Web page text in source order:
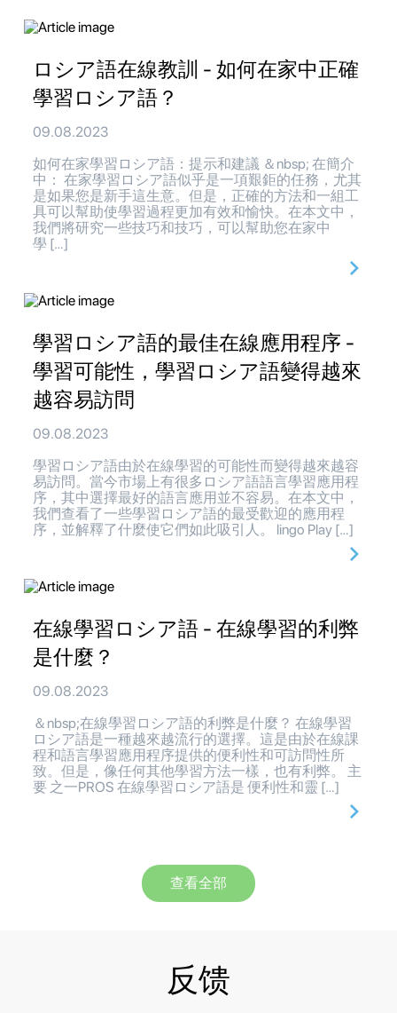
ロシア語在線教訓 - 如何在家中正確
學習ロシア語？
09.08.2023
如何在家學習ロシア語：提示和建議 ＆nbsp; 在簡介
中： 在家學習ロシア語似乎是一項艱鉅的任務，尤其
是如果您是新手這生意。但是，正確的方法和一組工
具可以幫助使學習過程更加有效和愉快。在本文中，
我們將研究一些技巧和技巧，可以幫助您在家中
學 […]
學習ロシア語的最佳在線應用程序 -
學習可能性，學習ロシア語變得越來
越容易訪問
09.08.2023
學習ロシア語由於在線學習的可能性而變得越來越容
易訪問。當今市場上有很多ロシア語語言學習應用程
序，其中選擇最好的語言應用並不容易。在本文中，
我們查看了一些學習ロシア語的最受歡迎的應用程
序，並解釋了什麼使它們如此吸引人。 lingo Play […]
在線學習ロシア語 - 在線學習的利弊
是什麼？
09.08.2023
＆nbsp;在線學習ロシア語的利弊是什麼？ 在線學習
ロシア語是一種越來越流行的選擇。這是由於在線課
程和語言學習應用程序提供的便利性和可訪問性所
致。但是，像任何其他學習方法一樣，也有利弊。 主
要 之一PROS 在線學習ロシア語是 便利性和靈 […]
查看全部
反馈